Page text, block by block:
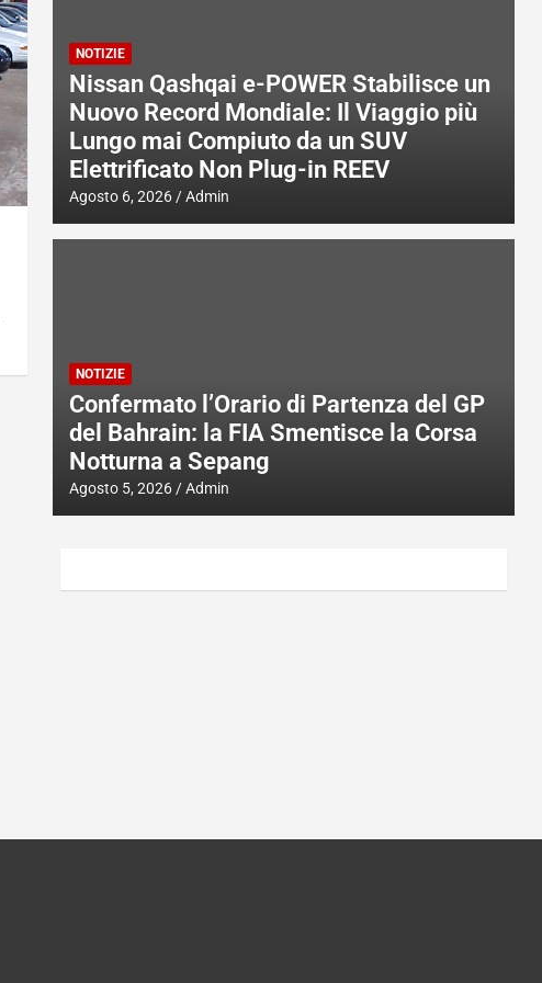
NOTIZIE
Nissan Qashqai e-POWER Stabilisce un
Nuovo Record Mondiale: Il Viaggio più
Lungo mai Compiuto da un SUV
Elettrificato Non Plug-in REEV
Agosto 6, 2026 Admin
NOTIZIE
Confermato l’Orario di Partenza del GP
del Bahrain: la FIA Smentisce la Corsa
Notturna a Sepang
Agosto 5, 2026 Admin